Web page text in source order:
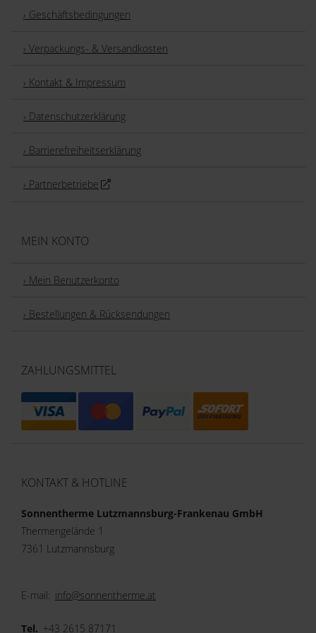
› Geschäftsbedingungen
› Verpackungs- & Versandkosten
› Kontakt & Impressum
› Datenschutzerklärung
› Barrierefreiheitserklärung
› Partnerbetriebe
MEIN KONTO
› Mein Benutzerkonto
› Bestellungen & Rücksendungen
ZAHLUNGSMITTEL
KONTAKT & HOTLINE
Sonnentherme Lutzmannsburg-Frankenau GmbH
Thermengelände 1
7361 Lutzmannsburg
E-mail: info@sonnentherme.at
Tel. +43 2615 87171